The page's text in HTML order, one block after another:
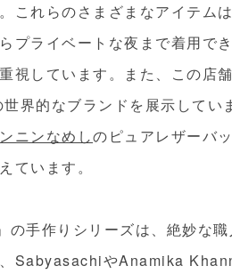
これらのさまざまなアイテム
プライベートな夜まで着用で
視しています。また、この店
界的なブランドを展示して
ニンなめしのピュアレザーバ
ています。
の手作りシリーズは、絶妙な
SabyasachiやAnamika